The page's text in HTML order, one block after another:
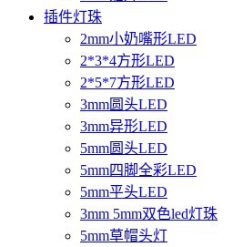
插件灯珠
2mm小奶嘴形LED
2*3*4方形LED
2*5*7方形LED
3mm圆头LED
3mm异形LED
5mm圆头LED
5mm四脚全彩LED
5mm平头LED
3mm 5mm双色led灯珠
5mm草帽头灯